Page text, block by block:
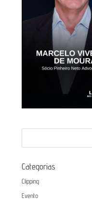
Categorias
Clipping
Evento